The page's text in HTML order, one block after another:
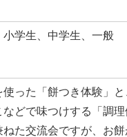
小学生、中学生、一般
った「餅つき体験」と
などで味つけする「調理
た交流会ですが、お餅